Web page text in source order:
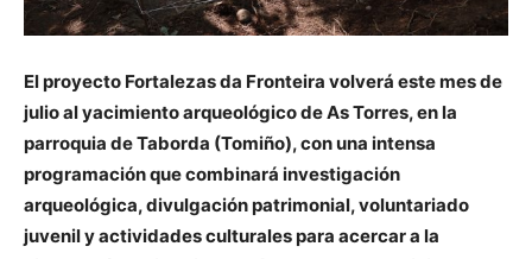
El proyecto Fortalezas da Fronteira volverá este mes de
julio al yacimiento arqueológico de As Torres, en la
parroquia de Taborda (Tomiño), con una intensa
programación que combinará investigación
arqueológica, divulgación patrimonial, voluntariado
juvenil y actividades culturales para acercar a la